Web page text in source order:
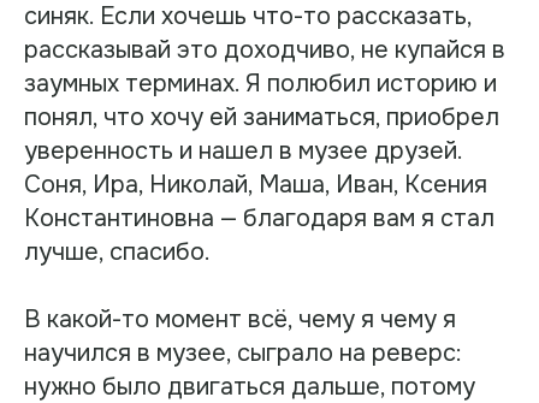
синяк. Если хочешь что-то рассказать,
рассказывай это доходчиво, не купайся в
заумных терминах. Я полюбил историю и
понял, что хочу ей заниматься, приобрел
уверенность и нашел в музее друзей.
Соня, Ира, Николай, Маша, Иван, Ксения
Константиновна — благодаря вам я стал
лучше, спасибо.
В какой-то момент всё, чему я чему я
научился в музее, сыграло на реверс:
нужно было двигаться дальше, потому